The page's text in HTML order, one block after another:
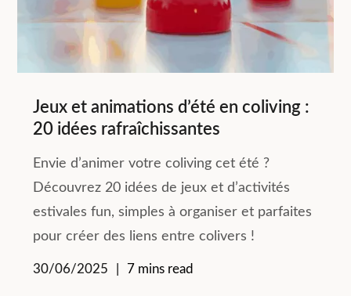
Jeux et animations d’été en coliving :
20 idées rafraîchissantes
Envie d’animer votre coliving cet été ?
Découvrez 20 idées de jeux et d’activités
estivales fun, simples à organiser et parfaites
pour créer des liens entre colivers !
30/06/2025 7 mins read